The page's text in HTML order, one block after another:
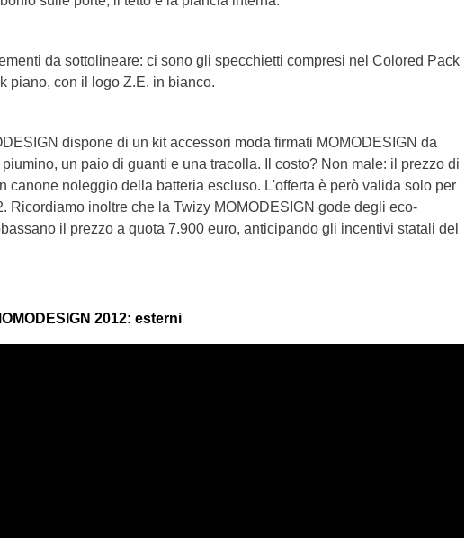
da sottolineare: ci sono gli specchietti compresi nel Colored Pack
piano, con il logo Z.E. in bianco.
dispone di un kit accessori moda firmati MOMODESIGN da
un paio di guanti e una tracolla. Il costo? Non male: il prezzo di
canone noleggio della batteria escluso. L'offerta è però valida solo per
Ricordiamo inoltre che la Twizy MOMODESIGN gode degli eco-
il prezzo a quota 7.900 euro, anticipando gli incentivi statali del
2012: esterni